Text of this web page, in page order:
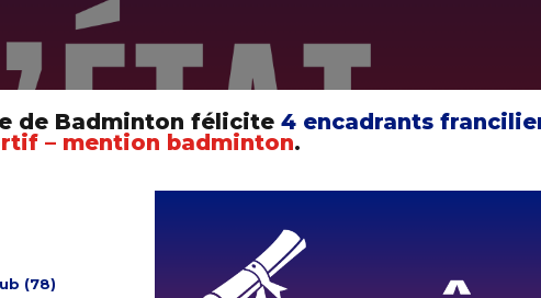
de Badminton félicite 4 encadrants
– mention badminton.
(78)